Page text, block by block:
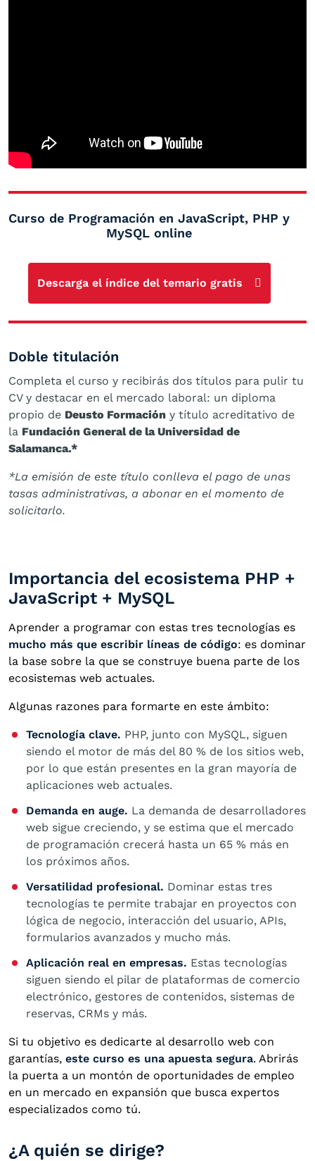
Curso de Programación en JavaScript, PHP y
MySQL online
Descarga el índice del temario gratis
Doble titulación
Completa el curso y recibirás dos títulos para pulir tu
CV y destacar en el mercado laboral: un diploma
propio de Deusto Formación y título acreditativo de
la Fundación General de la Universidad de
Salamanca.*
*La emisión de este título conlleva el pago de unas
tasas administrativas, a abonar en el momento de
solicitarlo.
Importancia del ecosistema PHP +
JavaScript + MySQL
Aprender a programar con estas tres tecnologías es
mucho más que escribir líneas de código: es dominar
la base sobre la que se construye buena parte de los
ecosistemas web actuales.
Algunas razones para formarte en este ámbito:
Tecnología clave. PHP, junto con MySQL, siguen
siendo el motor de más del 80 % de los sitios web,
por lo que están presentes en la gran mayoría de
aplicaciones web actuales.
Demanda en auge. La demanda de desarrolladores
web sigue creciendo, y se estima que el mercado
de programación crecerá hasta un 65 % más en
los próximos años.
Versatilidad profesional. Dominar estas tres
tecnologías te permite trabajar en proyectos con
lógica de negocio, interacción del usuario, APIs,
formularios avanzados y mucho más.
Aplicación real en empresas. Estas tecnologías
siguen siendo el pilar de plataformas de comercio
electrónico, gestores de contenidos, sistemas de
reservas, CRMs y más.
Si tu objetivo es dedicarte al desarrollo web con
garantías, este curso es una apuesta segura. Abrirás
la puerta a un montón de oportunidades de empleo
en un mercado en expansión que busca expertos
especializados como tú.
¿A quién se dirige?